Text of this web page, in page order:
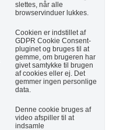
slettes, når alle
browservinduer lukkes.
Cookien er indstillet af
GDPR Cookie Consent-
pluginet og bruges til at
gemme, om brugeren har
givet samtykke til brugen
af cookies eller ej. Det
gemmer ingen personlige
data.
Denne cookie bruges af
video afspiller til at
indsamle